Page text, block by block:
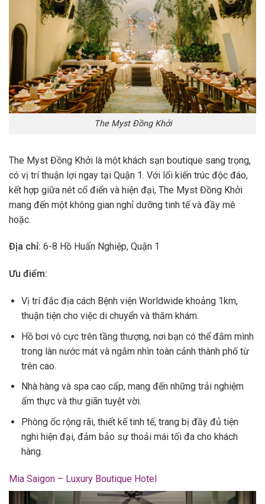
The Myst Đồng Khởi
The Myst Đồng Khởi là một khách sạn boutique sang trọng,
có vị trí thuận lợi ngay tại Quận 1. Với lối kiến trúc độc đáo,
kết hợp giữa nét cổ điển và hiện đại, The Myst Đồng Khởi
mang đến một không gian nghỉ dưỡng tinh tế và đầy mê
hoặc.
Địa chỉ: 6-8 Hồ Huấn Nghiệp, Quận 1
Ưu điểm:
Vị trí đắc địa cách Bệnh viện Worldwide khoảng 1km,
thuận tiện cho việc di chuyển và thăm khám.
Hồ bơi vô cực trên tầng thượng, nơi bạn có thể đắm mình
trong làn nước mát và ngắm nhìn toàn cảnh thành phố từ
trên cao.
Nhà hàng và spa cao cấp, mang đến những trải nghiệm
ẩm thực và thư giãn tuyệt vời.
Phòng ốc rộng rãi, thiết kế tinh tế, trang bị đầy đủ tiện
nghi hiện đại, đảm bảo sự thoải mái tối đa cho khách
hàng.
Mia Saigon – Luxury Boutique Hotel